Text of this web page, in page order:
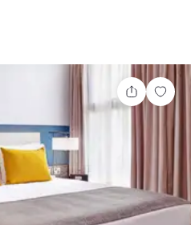
Teilen